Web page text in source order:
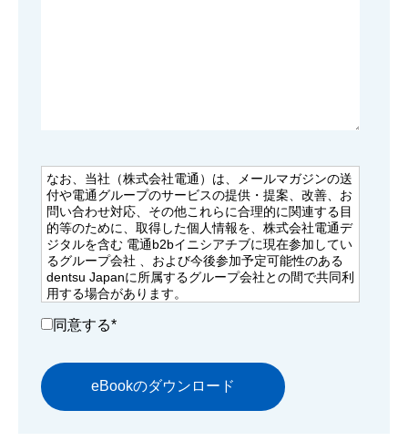
なお、当社（株式会社電通）は、メールマガジンの送
付や電通グループのサービスの提供・提案、改善、お
問い合わせ対応、その他これらに合理的に関連する目
的等のために、取得した個人情報を、株式会社電通デ
ジタルを含む 電通b2bイニシアチブに現在参加してい
るグループ会社 、および今後参加予定可能性のある
dentsu Japanに所属するグループ会社との間で共同利
用する場合があります。
適切に管理いたします。
dentsu Japanに所属するグループ会社は以下をご確認
ください。
日本語対応ページはこちら
同意する*